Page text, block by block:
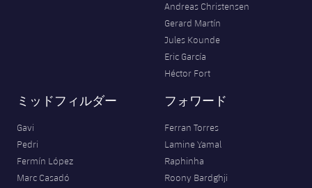
Andreas Christensen
Gerard Martín
Jules Kounde
Eric García
Héctor Fort
ミッドフィルダー
Gavi
Pedri
Fermín López
Marc Casadó
フォワード
Ferran Torres
Lamine Yamal
Raphinha
Roony Bardghji